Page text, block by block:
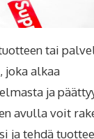
tai
joka alkaa
ja
avulla voit
ja tehdä